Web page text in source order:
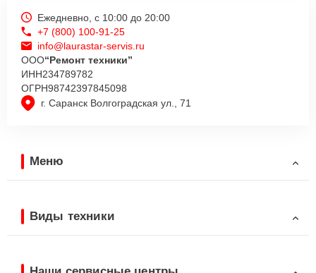
г. Саранск Волгоградская ул., 71
Ежедневно, с 10:00 до 20:00
+7 (800) 100-91-25
info@laurastar-servis.ru
ООО“Ремонт техники”
ИНН234789782
ОГРН98742397845098
Меню
Виды техники